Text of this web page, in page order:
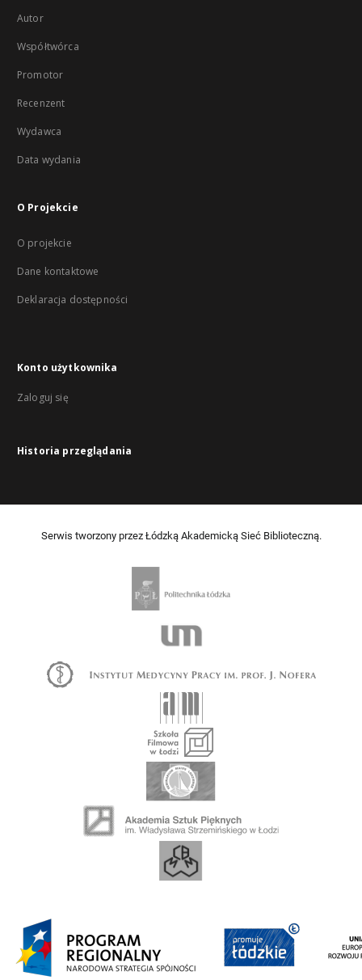
Autor
Współtwórca
Promotor
Recenzent
Wydawca
Data wydania
O Projekcie
O projekcie
Dane kontaktowe
Deklaracja dostępności
Konto użytkownika
Zaloguj się
Historia przeglądania
Serwis tworzony przez Łódzką Akademicką Sieć Biblioteczną.